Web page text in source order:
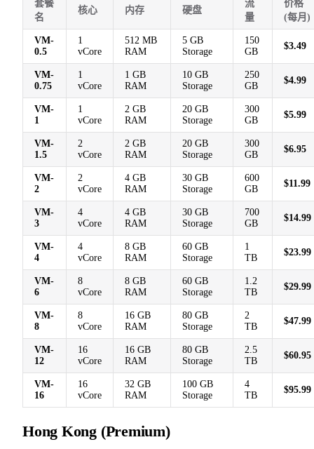
套餐
名
核心 内存 硬盘
流
量
价格
(每月)
VM-
0.5
1
vCore
512 MB
RAM
5 GB
Storage
150
GB
$3.49
VM-
0.75
1
vCore
1 GB
RAM
10 GB
Storage
250
GB
$4.99
VM-
1
1
vCore
2 GB
RAM
20 GB
Storage
300
GB
$5.99
VM-
1.5
2
vCore
2 GB
RAM
20 GB
Storage
300
GB
$6.95
VM-
2
2
vCore
4 GB
RAM
30 GB
Storage
600
GB
$11.99
VM-
3
4
vCore
4 GB
RAM
30 GB
Storage
700
GB
$14.99
VM-
4
4
vCore
8 GB
RAM
60 GB
Storage
1
TB
$23.99
VM-
6
8
vCore
8 GB
RAM
60 GB
Storage
1.2
TB
$29.99
VM-
8
8
vCore
16 GB
RAM
80 GB
Storage
2
TB
$47.99
VM-
12
16
vCore
16 GB
RAM
80 GB
Storage
2.5
TB
$60.95
VM-
16
16
vCore
32 GB
RAM
100 GB
Storage
4
TB
$95.99
Hong Kong (Premium)